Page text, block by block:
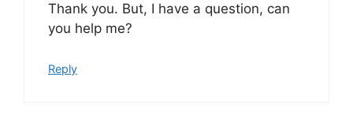
Thank you. But, I have a question, can
you help me?
Reply